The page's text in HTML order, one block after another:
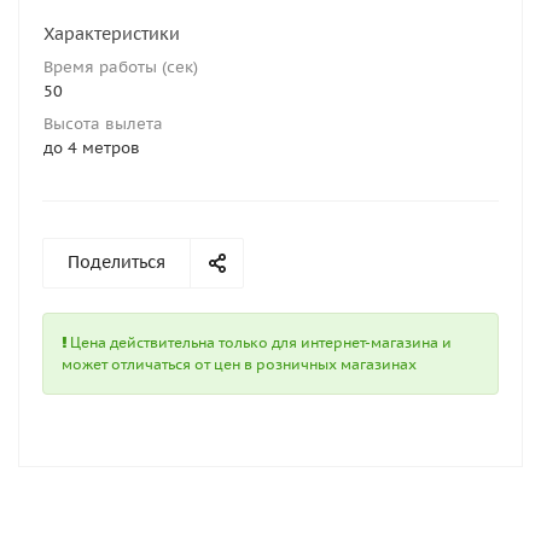
Характеристики
Время работы (сек)
50
Высота вылета
до 4 метров
Поделиться
Цена действительна только для интернет-магазина и
может отличаться от цен в розничных магазинах